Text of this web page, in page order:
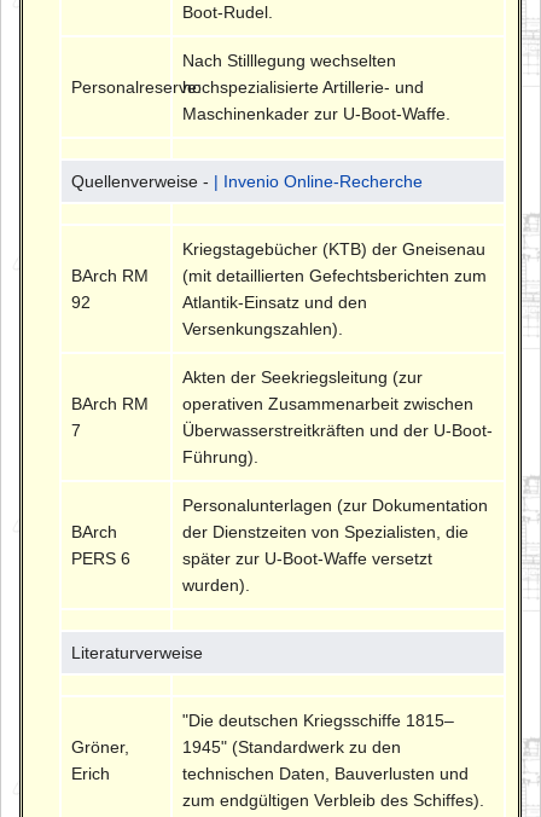
Boot-Rudel.
Personalreserve:
Nach Stilllegung wechselten
hochspezialisierte Artillerie- und
Maschinenkader zur U-Boot-Waffe.
Quellenverweise - | Invenio Online-Recherche
BArch RM
92
Kriegstagebücher (KTB) der Gneisenau
(mit detaillierten Gefechtsberichten zum
Atlantik-Einsatz und den
Versenkungszahlen).
BArch RM
7
Akten der Seekriegsleitung (zur
operativen Zusammenarbeit zwischen
Überwasserstreitkräften und der U-Boot-
Führung).
BArch
PERS 6
Personalunterlagen (zur Dokumentation
der Dienstzeiten von Spezialisten, die
später zur U-Boot-Waffe versetzt
wurden).
Literaturverweise
Gröner,
Erich
"Die deutschen Kriegsschiffe 1815–
1945" (Standardwerk zu den
technischen Daten, Bauverlusten und
zum endgültigen Verbleib des Schiffes).